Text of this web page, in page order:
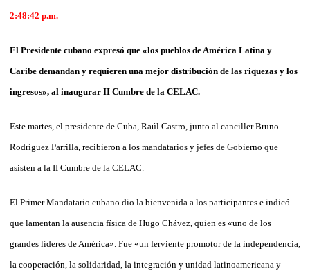
2:48:42 p.m.
El Presidente cubano expresó que «los pueblos de América Latina y
Caribe demandan y requieren una mejor distribución de las riquezas y los
ingresos», al inaugurar II Cumbre de la CELAC.
Este martes, el presidente de Cuba, Raúl Castro, junto al canciller Bruno
Rodríguez Parrilla, recibieron a los mandatarios y jefes de Gobierno que
asisten a la II Cumbre de la CELAC.
El Primer Mandatario cubano dio la bienvenida a los participantes e indicó
que lamentan la ausencia física de Hugo Chávez, quien es «uno de los
grandes líderes de América». Fue «un ferviente promotor de la independencia,
la cooperación, la solidaridad, la integración y unidad latinoamericana y